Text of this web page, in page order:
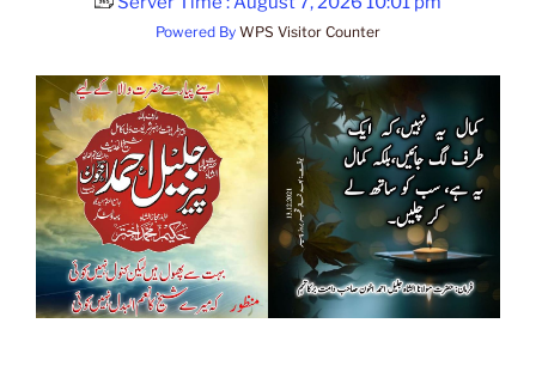
Powered By WPS Visitor Counter